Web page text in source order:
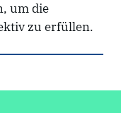
um die
zu erfüllen.